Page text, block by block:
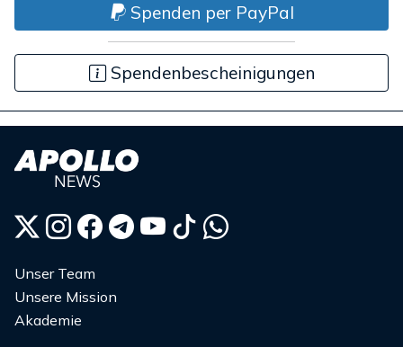
Spenden per PayPal
Spendenbescheinigungen
Unser Team
Unsere Mission
Akademie